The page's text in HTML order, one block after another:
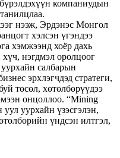
компаниудын
нээж, Эрдэнэс Монгол
хэлсэн үгэндээ
хэмжээнд хоёр дахь
нэгдмэл оролцоог
салбарын
эрхлэгчдэд стратеги,
төсөл, хөтөлбөрүүдээ
онцоллоо. “Mining
уурхайн үзэсгэлэн,
үндсэн илтгэл,